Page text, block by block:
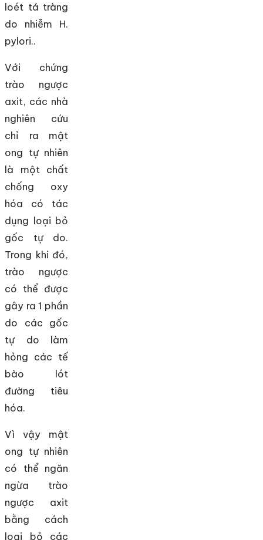
loét tá tràng
do nhiễm H.
pylori..
Với chứng
trào ngược
axit, các nhà
nghiên cứu
chỉ ra mật
ong tự nhiên
là một chất
chống oxy
hóa có tác
dụng loại bỏ
gốc tự do.
Trong khi đó,
trào ngược
có thể được
gây ra 1 phần
do các gốc
tự do làm
hỏng các tế
bào lót
đường tiêu
hóa.
Vì vậy mật
ong tự nhiên
có thể ngăn
ngừa trào
ngược axit
bằng cách
loại bỏ các